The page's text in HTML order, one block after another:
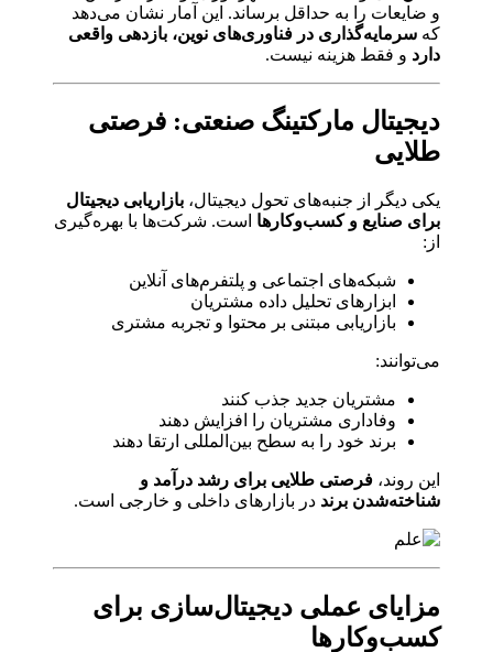
و ضایعات را به حداقل برساند. این آمار نشان می‌دهد
که سرمایه‌گذاری در فناوری‌های نوین، بازدهی واقعی
دارد و فقط هزینه نیست.
دیجیتال مارکتینگ صنعتی: فرصتی
طلایی
یکی دیگر از جنبه‌های تحول دیجیتال، بازاریابی دیجیتال
برای صنایع و کسب‌وکارها است. شرکت‌ها با بهره‌گیری
از:
شبکه‌های اجتماعی و پلتفرم‌های آنلاین
ابزارهای تحلیل داده مشتریان
بازاریابی مبتنی بر محتوا و تجربه مشتری
می‌توانند:
مشتریان جدید جذب کنند
وفاداری مشتریان را افزایش دهند
برند خود را به سطح بین‌المللی ارتقا دهند
این روند، فرصتی طلایی برای رشد درآمد و
شناخته‌شدن برند در بازارهای داخلی و خارجی است.
مزایای عملی دیجیتال‌سازی برای
کسب‌وکارها